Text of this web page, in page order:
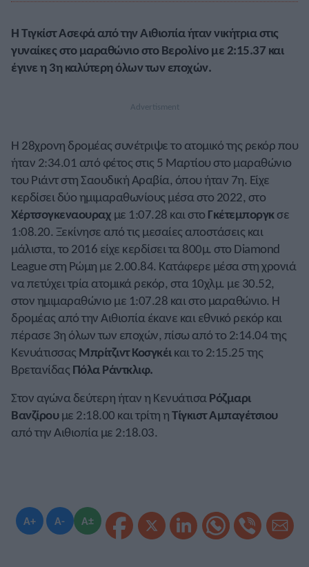
A+ A- A±
Η Τιγκίστ Ασεφά από την Αιθιοπία ήταν νικήτρια στις
γυναίκες στο μαραθώνιο στο Βερολίνο με 2:15.37 και
έγινε η 3η καλύτερη όλων των εποχών.
Η 28χρονη δρομέας συνέτριψε το ατομικό της ρεκόρ που
ήταν 2:34.01 από φέτος στις 5 Μαρτίου στο μαραθώνιο
του Ριάντ στη Σαουδική Αραβία, όπου ήταν 7η. Είχε
κερδίσει δύο ημιμαραθωνίους μέσα στο 2022, στο
Χέρτσογκεναουραχ με 1:07.28 και στο Γκέτεμποργκσε
1:08.20. Ξεκίνησε από τις μεσαίες αποστάσεις και
μάλιστα, το 2016 είχε κερδίσει τα 800μ. στο Diamond
League στη Ρώμη με 2.00.84. Κατάφερε μέσα στη χρονιά
να πετύχει τρία ατομικά ρεκόρ, στα 10χλμ. με 30.52,
στον ημιμαραθώνιο με 1:07.28 και στο μαραθώνιο. Η
δρομέας από την Αιθιοπία έκανε και εθνικό ρεκόρ και
πέρασε 3η όλων των εποχών, πίσω από το 2:14.04 της
Κενυάτισσας Μπρίτζιντ Κοσγκέικαι το 2:15.25 της
Βρετανίδας Πόλα Ράντκλιφ.
Στον αγώνα δεύτερη ήταν η ΚενυάτισαΡόζμαρι
Βανζίρουμε 2:18.00 και τρίτη ηΤίγκιστ Αμπαγέτσιου
από την Αιθιοπία με 2:18.03.